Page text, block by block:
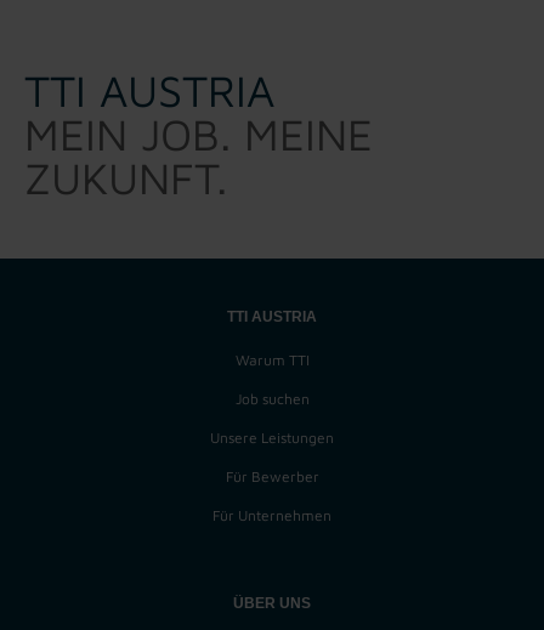
TTI AUSTRIA
MEIN JOB. MEINE
ZUKUNFT.
TTI AUSTRIA
Warum TTI
Job suchen
Unsere Leistungen
Für Bewerber
Für Unternehmen
ÜBER UNS